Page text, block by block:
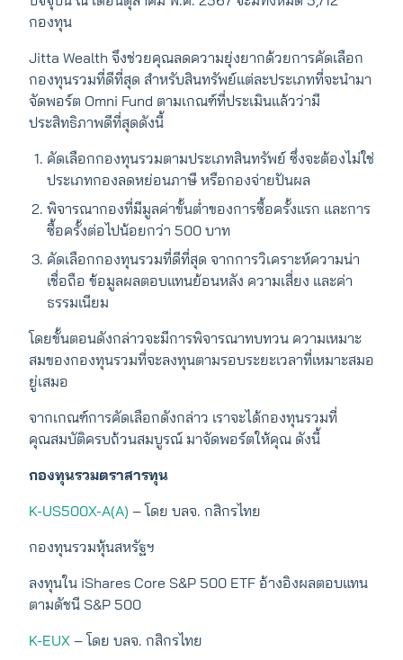
กองทุน
Jitta Wealth จึงช่วยคุณลดความยุ่งยากด้วยการคัดเลือก
กองทุนรวมที่ดีที่สุด สำหรับสินทรัพย์แต่ละประเภทที่จะนำมา
จัดพอร์ต Omni Fund ตามเกณฑ์ที่ประเมินแล้วว่ามี
ประสิทธิภาพดีที่สุดดังนี้
คัดเลือกกองทุนรวมตามประเภทสินทรัพย์ ซึ่งจะต้องไม่ใช่
ประเภทกองลดหย่อนภาษี หรือกองจ่ายปันผล
พิจารณากองที่มีมูลค่าขั้นต่ำของการซื้อครั้งแรก และการ
ซื้อครั้งต่อไปน้อยกว่า 500 บาท
คัดเลือกกองทุนรวมที่ดีที่สุด จากการวิเคราะห์ความน่า
เชื่อถือ ข้อมูลผลตอบแทนย้อนหลัง ความเสี่ยง และค่า
ธรรมเนียม
โดยขั้นตอนดังกล่าวจะมีการพิจารณาทบทวน ความเหมาะ
สมของกองทุนรวมที่จะลงทุนตามรอบระยะเวลาที่เหมาะสมอ
ยู่เสมอ
จากเกณฑ์การคัดเลือกดังกล่าว เราจะได้กองทุนรวมที่
คุณสมบัติครบถ้วนสมบูรณ์ มาจัดพอร์ตให้คุณ ดังนี้
กองทุนรวมตราสารทุน
K-US500X-A(A) – โดย บลจ. กสิกรไทย
กองทุนรวมหุ้นสหรัฐฯ
ลงทุนใน iShares Core S&P 500 ETF อ้างอิงผลตอบแทน
ตามดัชนี S&P 500
K-EUX – โดย บลจ. กสิกรไทย